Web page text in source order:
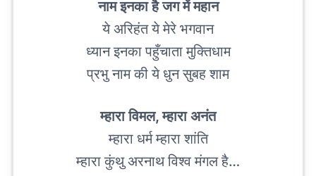
नाम इनका है जग में महान
ये अरिहंत ये मेरे भगवान
ध्यान इनका पहुँचाता मुक्तिधाम
प्रभु नाम की ये धुन सुबह शाम
म्हारा विमल, म्हारा अनंत
म्हारा धर्म म्हारा शांति
म्हारा कुंथु अरनाथ विश्व मंगल है…